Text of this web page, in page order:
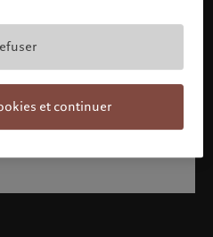
et continuer